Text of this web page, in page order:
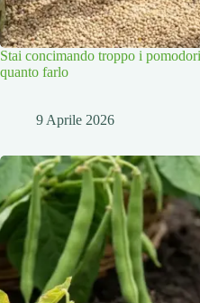
Stai concimando troppo i
quanto farlo
9 Aprile 2026